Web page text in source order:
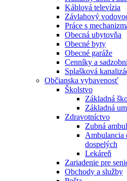
Káblová televízia
Závlahový
Práce s
Obecná ubytovňa
Obecné byty
Obecné garáže
Cenníky a
Splašková
Občianska vybavenosť
Školstvo
Základná
Základná
Zdravotníctvo
Zubná
Ambulancia
dospelých
Lekáreň
Zariadenie pre
Obchody a služby